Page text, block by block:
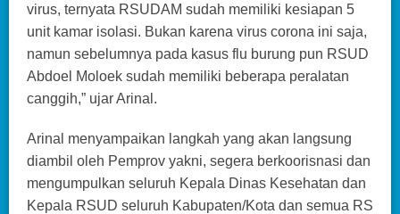
virus, ternyata RSUDAM sudah memiliki kesiapan 5
unit kamar isolasi. Bukan karena virus corona ini saja,
namun sebelumnya pada kasus flu burung pun RSUD
Abdoel Moloek sudah memiliki beberapa peralatan
canggih,” ujar Arinal.
Arinal menyampaikan langkah yang akan langsung
diambil oleh Pemprov yakni, segera berkoorisnasi dan
mengumpulkan seluruh Kepala Dinas Kesehatan dan
Kepala RSUD seluruh Kabupaten/Kota dan semua RS